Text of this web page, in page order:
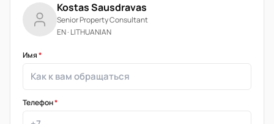
Kostas Sausdravas
Senior Property Consultant
EN · LITHUANIAN
Имя*
Телефон*